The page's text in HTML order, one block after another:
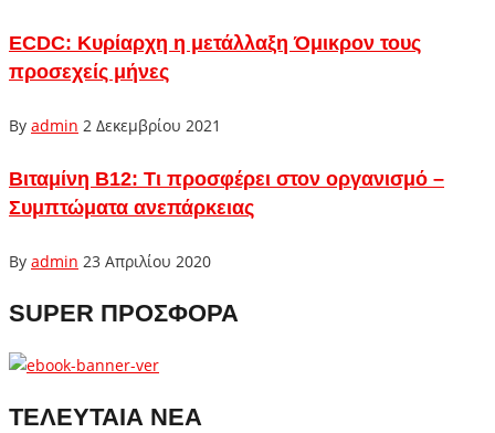
ECDC: Κυρίαρχη η μετάλλαξη Όμικρον τους
προσεχείς μήνες
By admin 2 Δεκεμβρίου 2021
Βιταμίνη Β12: Τι προσφέρει στον οργανισμό –
Συμπτώματα ανεπάρκειας
By admin 23 Απριλίου 2020
SUPER ΠΡΟΣΦΟΡΑ
ΤΕΛΕΥΤΑΙΑ ΝΕΑ